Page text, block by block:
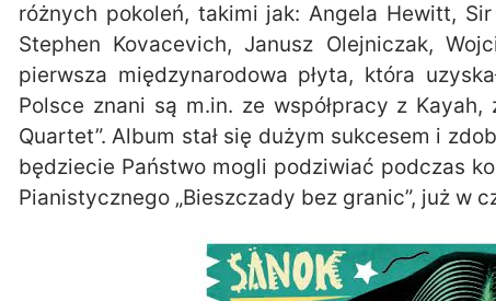
różnych pokoleń, takimi jak: Angela Hewitt,
Stephen Kovacevich, Janusz Olejniczak,
pierwsza międzynarodowa płyta, która
Polsce znani są m.in. ze współpracy z
Quartet”. Album stał się dużym sukcesem i
będziecie Państwo mogli podziwiać podczas
Pianistycznego „Bieszczady bez granic”, już w